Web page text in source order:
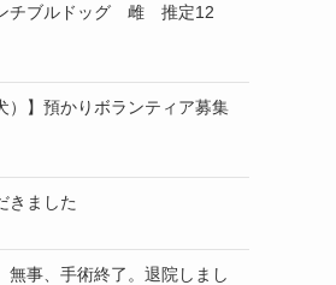
チブルドッグ 雌 推定12
）】預かりボランティア募集
きました
事、手術終了。退院しまし